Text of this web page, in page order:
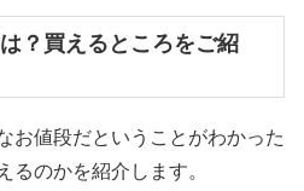
？買えるところをご紹
お値段だということがわかった
るのかを紹介します。